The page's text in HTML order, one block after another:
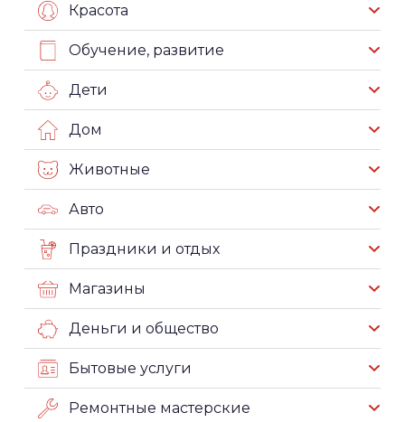
Красота
Обучение, развитие
Дети
Дом
Животные
Авто
Праздники и отдых
Магазины
Деньги и общество
Бытовые услуги
Ремонтные мастерские